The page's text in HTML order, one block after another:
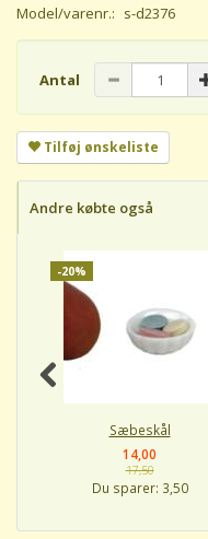
Model/varenr.: s-d2376
Antal
Tilføj ønskeliste
Andre købte også
-20%
Sæbeskål
14,00
17,50
Du sparer: 3,50